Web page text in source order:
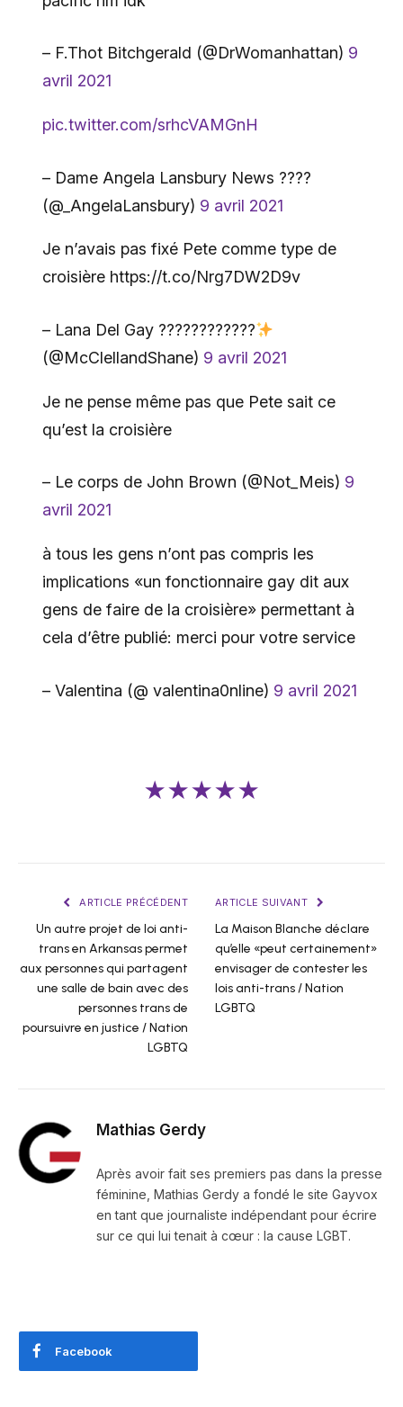
– F.Thot Bitchgerald (@DrWomanhattan) 9
avril 2021
pic.twitter.com/srhcVAMGnH
– Dame Angela Lansbury News ????
(@_AngelaLansbury) 9 avril 2021
Je n’avais pas fixé Pete comme type de
croisière https://t.co/Nrg7DW2D9v
– Lana Del Gay ????‍????????
(@McClellandShane) 9 avril 2021
Je ne pense même pas que Pete sait ce
qu’est la croisière
– Le corps de John Brown (@Not_Meis) 9
avril 2021
à tous les gens n’ont pas compris les
implications «un fonctionnaire gay dit aux
gens de faire de la croisière» permettant à
cela d’être publié: merci pour votre service
– Valentina (@ valentina0nline) 9 avril 2021
★★★★★
ARTICLE PRÉCÉDENT
Un autre projet de loi anti-
trans en Arkansas permet
aux personnes qui partagent
une salle de bain avec des
personnes trans de
poursuivre en justice / Nation
LGBTQ
ARTICLE SUIVANT
La Maison Blanche déclare
qu’elle «peut certainement»
envisager de contester les
lois anti-trans / Nation
LGBTQ
Mathias Gerdy
Après avoir fait ses premiers pas dans la presse
féminine, Mathias Gerdy a fondé le site Gayvox
en tant que journaliste indépendant pour écrire
sur ce qui lui tenait à cœur : la cause LGBT.
Facebook